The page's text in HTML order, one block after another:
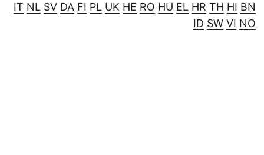
IT NL SV DA FI PL UK HE RO HU EL HR TH HI BN
ID SW VI NO